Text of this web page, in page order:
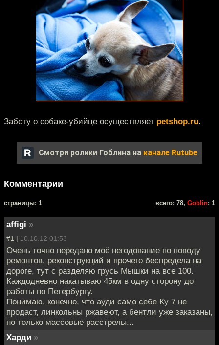
Заботу о собаке-убийце осуществляет petshop.ru.
Смотри ролики Гоблина на канале Rutube
Комментарии
cтраницы: 1 всего: 78, Goblin: 1
affigi »
#1 | 10.10.12 01:53
Очень точно передано моё негодование по поводу
ремонтов, реконструкций и прочего беспредела на
дороге, тут с разделяю грусь Мышки на все 100.
Каждодневно накатываю 45км в одну сторону до
работы по Петербургу.
Понимаю, конечно, что ауди само себе Ку 7 не
продаст, линкольны ржавеют, а бентли уже заказаны,
но только массовые расстрелы...
Харди »